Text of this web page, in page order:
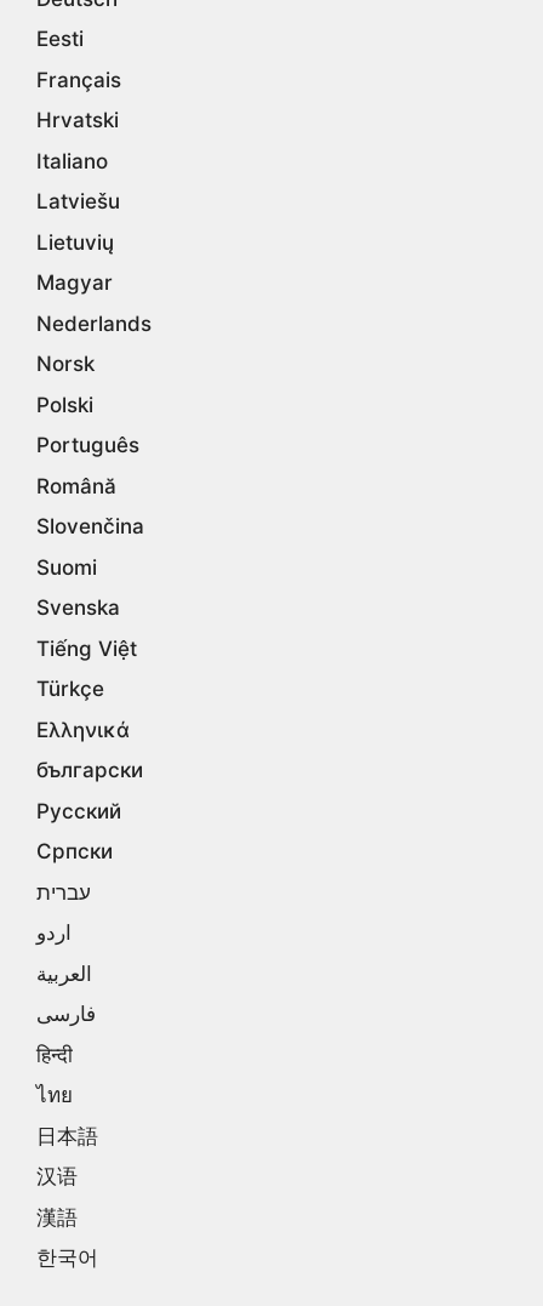
Eesti
Français
Hrvatski
Italiano
Latviešu
Lietuvių
Magyar
Nederlands
Norsk
Polski
Português
Română
Slovenčina
Suomi
Svenska
Tiếng Việt
Türkçe
Ελληνικά
български
Русский
Српски
עברית
اردو
العربية
فارسی
हिन्दी
ไทย
日本語
汉语
漢語
한국어